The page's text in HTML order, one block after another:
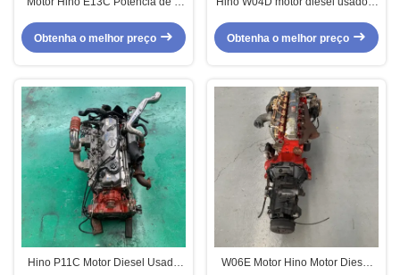
e tratores
Obtenha o melhor preço
quilometragem usada
Obtenha o melhor preço
Hino P11C Motor Diesel Usado
W06E Motor Hino Motor Diesel